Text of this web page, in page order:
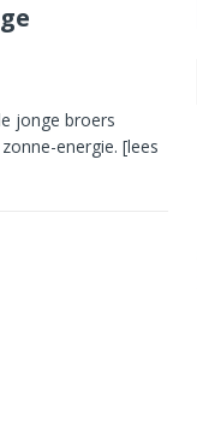
jonge broers
energie. [lees